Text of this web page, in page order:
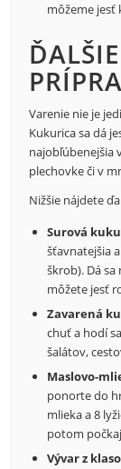
môžeme jesť
Varenie nie je
Kukurica sa dá
najobľúbenejšia
plechovke či v
Nižšie nájdete
Surová
šťavnatejšia
škrob). Dá
môžete jesť
Zavarená
chuť a hodí
šalátov,
Maslovo-
ponorte do
mlieka a 8
potom
Vývar z